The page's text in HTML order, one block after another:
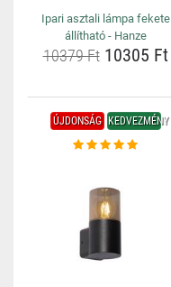
Ipari asztali lámpa fekete
állítható - Hanze
10379 Ft10305 Ft
ÚJDONSÁG KEDVEZMÉNY